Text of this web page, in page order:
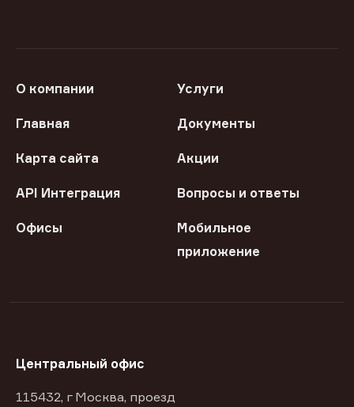
О компании Услуги
Главная Документы
Карта сайта Акции
API Интеграция Вопросы и ответы
Офисы
Мобильное
приложение
Центральный офис
115432, г Москва, проезд